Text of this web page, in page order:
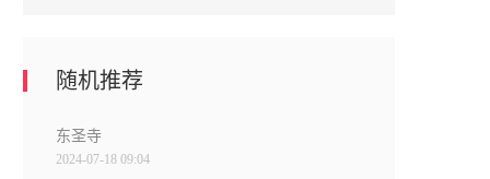
随机推荐
东圣寺
2024-07-18 09:04